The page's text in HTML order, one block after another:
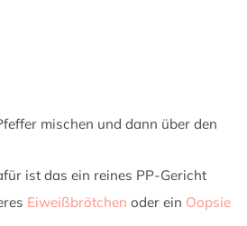
mischen und dann über den
ist das ein reines PP-Gericht
Eiweißbrötchen oder ein Oopsie